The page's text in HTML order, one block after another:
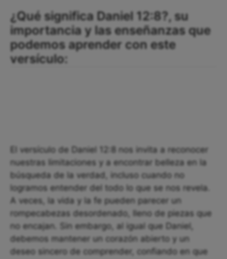
¿Qué significa Daniel 12:8?, su
importancia y las enseñanzas que
podemos aprender con este
versículo:
El versículo de Daniel 12:8 nos invita a reconocer
nuestras limitaciones y a encontrar belleza en la
búsqueda de la verdad, incluso cuando no
logramos entender del todo lo que se nos revela.
A veces, la vida y la fe pueden parecer un
rompecabezas desordenado, lleno de piezas que
no encajan. Sin embargo, al igual que Daniel,
debemos mantener un corazón abierto y un
deseo sincero de comprender, confiando en que